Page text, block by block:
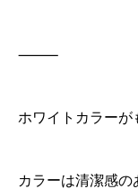
⸻
ホワイトカラーが
カラーは清潔感の